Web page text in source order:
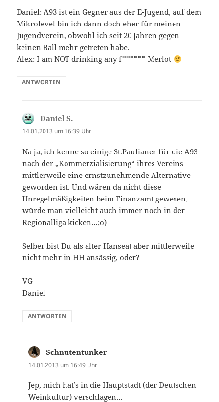
Daniel: A93 ist ein Gegner aus der E-Jugend, auf dem
Mikrolevel bin ich dann doch eher für meinen
Jugendverein, obwohl ich seit 20 Jahren gegen
keinen Ball mehr getreten habe.
Alex: I am NOT drinking any f****** Merlot
ANTWORTEN
Daniel S.
14.01.2013 um 16:39 Uhr
Na ja, ich kenne so einige St.Paulianer für die A93
nach der „Kommerzialisierung“ ihres Vereins
mittlerweile eine ernstzunehmende Alternative
geworden ist. Und wären da nicht diese
Unregelmäßigkeiten beim Finanzamt gewesen,
würde man vielleicht auch immer noch in der
Regionalliga kicken…;o)
Selber bist Du als alter Hanseat aber mittlerweile
nicht mehr in HH ansässig, oder?
VG
Daniel
ANTWORTEN
Schnutentunker
14.01.2013 um 16:49 Uhr
Jep, mich hat’s in die Hauptstadt (der Deutschen
Weinkultur) verschlagen…